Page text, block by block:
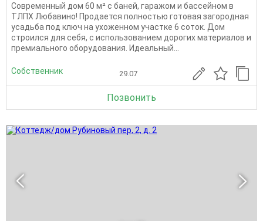
Современный дом 60 м² с баней, гаражом и бассейном в
ТЛПХ Любавино! Продается полностью готовая загородная
усадьба под ключ на ухоженном участке 6 соток. Дом
строился для себя, с использованием дорогих материалов и
премиального оборудования. Идеальный...
Собственник 29.07
Позвонить